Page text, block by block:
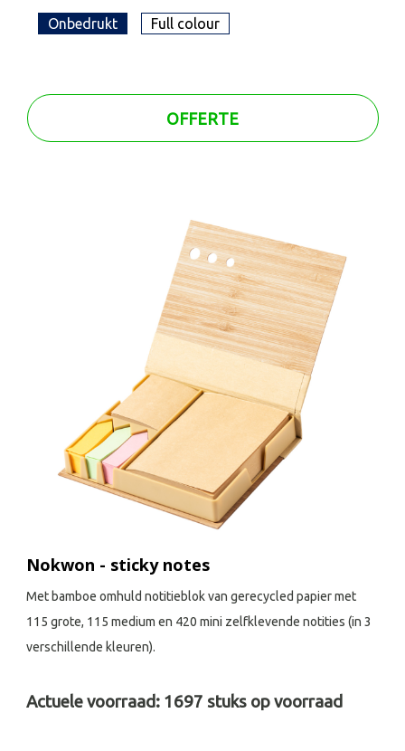
Onbedrukt Full colour
OFFERTE
Nokwon - sticky notes
Met bamboe omhuld notitieblok van gerecycled papier met
115 grote, 115 medium en 420 mini zelfklevende notities (in 3
verschillende kleuren).
Actuele voorraad: 1697 stuks op voorraad